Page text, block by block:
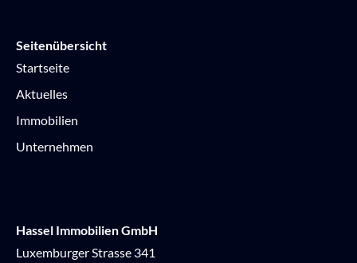
Seitenübersicht
Startseite
Aktuelles
Immobilien
Unternehmen
Hassel Immobilien GmbH
Luxemburger Strasse 341